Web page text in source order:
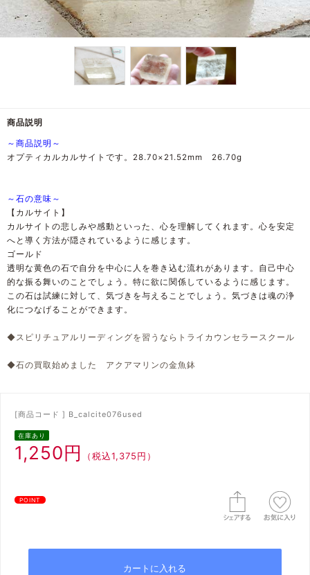
商品説明
～商品説明～
オプティカルカルサイトです。28.70×21.52mm 26.70g
～石の意味～
【カルサイト】
カルサイトの悲しみや感動といった、心を理解してくれます。心を安定
へと導く方法が隠されているように感じます。
ゴールド
透明な黄色の石で自分を中心に人を巻き込む流れがあります。自己中心
的な振る舞いのことでしょう。特に欲に関係しているように感じます。
この石は試練に対して、気づきを与えることでしょう。気づきは魂の浄
化につなげることができます。
◆スピリチュアルリーディングを習うならトライカウンセラースクール
◆石の買取始めました アクアマリンの金魚鉢
[商品コード ] B_calcite076used
在庫あり
1,250円 （税込1,375円）
POINT